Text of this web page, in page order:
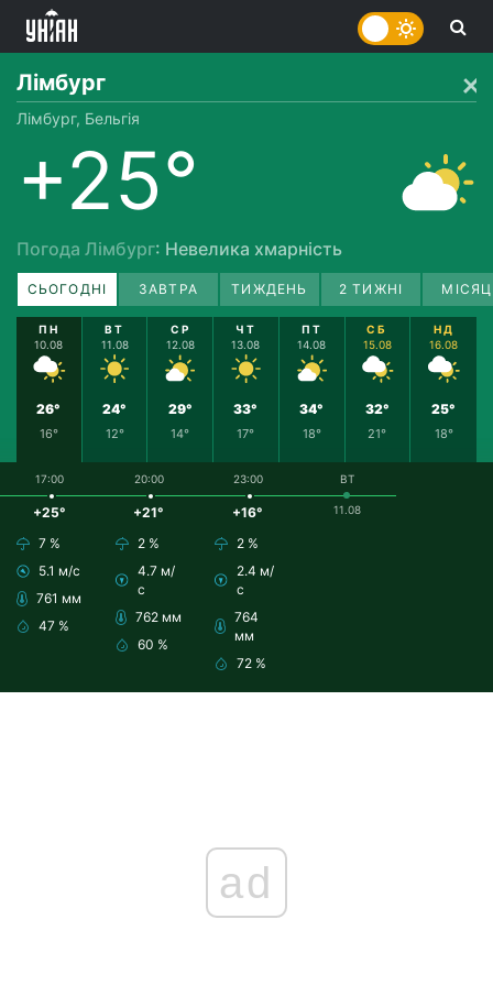
Лімбург
Лімбург, Бельгія
+25°
Погода Лімбург: Невелика хмарність
СЬОГОДНІ ЗАВТРА ТИЖДЕНЬ 2 ТИЖНІ
ПН
10.08
26°
16°
ВТ
11.08
24°
12°
СР
12.08
29°
14°
ЧТ
13.08
33°
17°
ПТ
14.08
34°
18°
СБ
15.08
32°
21°
НД
16.08
25°
18°
17:00
+25°
7 %
5.1 м/с
761 мм
47 %
20:00
+21°
2 %
4.7 м/
с
762 мм
60 %
23:00
+16°
2 %
2.4 м/
с
764
мм
72 %
ВТ
11.08
ad